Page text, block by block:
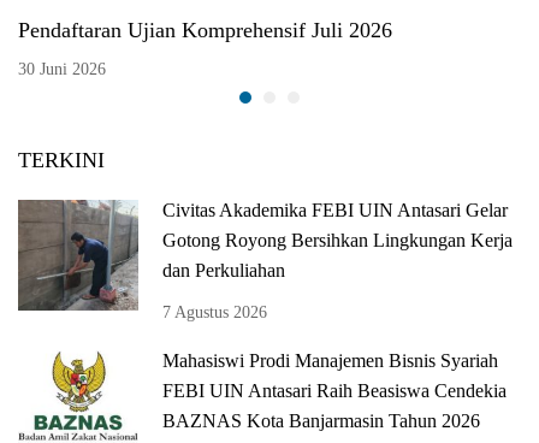
Pendaftaran Ujian Komprehensif Juli 2026
30 Juni 2026
TERKINI
Civitas Akademika FEBI UIN Antasari Gelar
Gotong Royong Bersihkan Lingkungan Kerja
dan Perkuliahan
7 Agustus 2026
Mahasiswi Prodi Manajemen Bisnis Syariah
FEBI UIN Antasari Raih Beasiswa Cendekia
BAZNAS Kota Banjarmasin Tahun 2026